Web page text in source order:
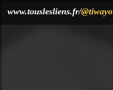
www.touslesliens.fr/@tiwayo